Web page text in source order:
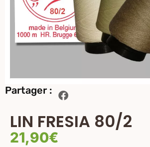
Partager :
LIN FRESIA 80/2
21,90€